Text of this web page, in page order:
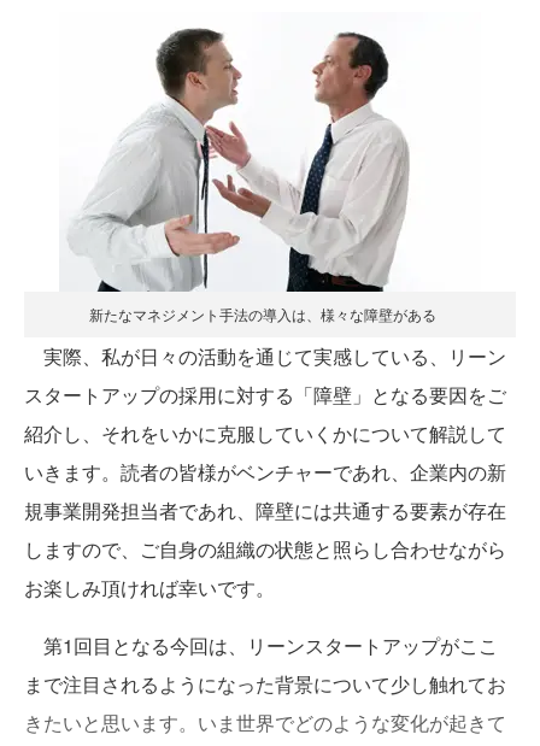
新たなマネジメント手法の導入は、様々な障壁がある
実際、私が日々の活動を通じて実感している、リーン
スタートアップの採用に対する「障壁」となる要因をご
紹介し、それをいかに克服していくかについて解説して
いきます。読者の皆様がベンチャーであれ、企業内の新
規事業開発担当者であれ、障壁には共通する要素が存在
しますので、ご自身の組織の状態と照らし合わせながら
お楽しみ頂ければ幸いです。
第1回目となる今回は、リーンスタートアップがここ
まで注目されるようになった背景について少し触れてお
きたいと思います。いま世界でどのような変化が起きて